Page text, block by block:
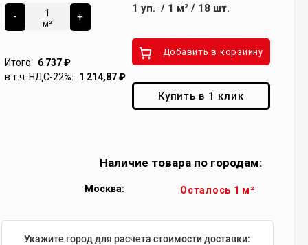
-
м²
+
Итого: 6 737₽
в т.ч. НДС-22%:
1 214,87₽
1 уп. / 1 м²/ 18 шт.
Добавить в корзиину
Купить в 1 клик
Наличие товара по городам:
Москва: Осталось 1 м²
Укажите город для расчета стоимости доставки: